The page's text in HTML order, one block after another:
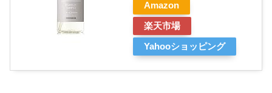
Amazon
楽天市場
Yahooショッピング